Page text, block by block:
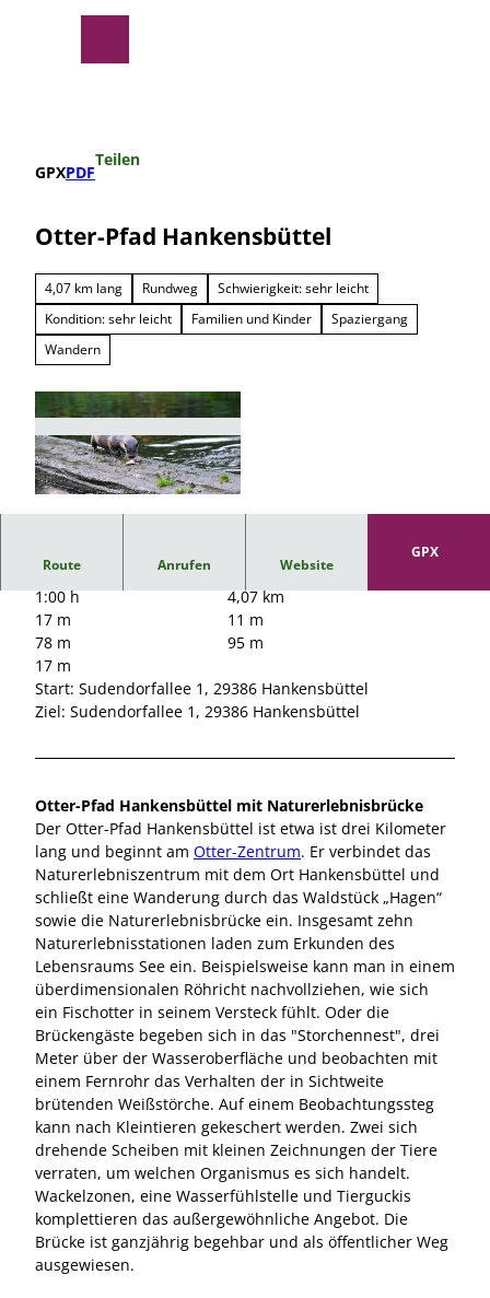
GPXPDF
Teilen
Otter-Pfad Hankensbüttel
4,07 km lang Rundweg
Schwierigkeit: sehr leicht
Kondition: sehr leicht
Familien und Kinder
Spaziergang
Wandern
CC0
Route Anrufen Website
GPX
1:00 h
4,07 km
17 m
11 m
78 m
95 m
17 m
Start: Sudendorfallee 1, 29386 Hankensbüttel
Ziel: Sudendorfallee 1, 29386 Hankensbüttel
Otter-Pfad Hankensbüttel mit Naturerlebnisbrücke
Der Otter-Pfad Hankensbüttel ist etwa ist drei Kilometer
lang und beginnt am Otter-Zentrum. Er verbindet das
Naturerlebniszentrum mit dem Ort Hankensbüttel und
schließt eine Wanderung durch das Waldstück „Hagen“
sowie die Naturerlebnisbrücke ein. Insgesamt zehn
Naturerlebnisstationen laden zum Erkunden des
Lebensraums See ein. Beispielsweise kann man in einem
überdimensionalen Röhricht nachvollziehen, wie sich
ein Fischotter in seinem Versteck fühlt. Oder die
Brückengäste begeben sich in das "Storchennest", drei
Meter über der Wasseroberfläche und beobachten mit
einem Fernrohr das Verhalten der in Sichtweite
brütenden Weißstörche. Auf einem Be­ob­ach­tungs­steg
kann nach Kleintieren gekeschert werden. Zwei sich
drehende Schei­ben mit kleinen Zeichnungen der Tiere
verraten, um welchen Organismus es sich handelt.
Wackelzonen, eine Wasserfühlstelle und Tierguckis
komplettieren das außergewöhnliche Angebot. Die
Brücke ist ganzjährig begehbar und als öffentlicher Weg
ausgewiesen.